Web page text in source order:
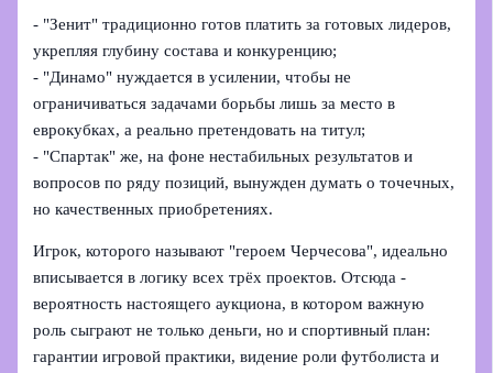
- "Зенит" традиционно готов платить за готовых лидеров,
укрепляя глубину состава и конкуренцию;
- "Динамо" нуждается в усилении, чтобы не
ограничиваться задачами борьбы лишь за место в
еврокубках, а реально претендовать на титул;
- "Спартак" же, на фоне нестабильных результатов и
вопросов по ряду позиций, вынужден думать о точечных,
но качественных приобретениях.
Игрок, которого называют "героем Черчесова", идеально
вписывается в логику всех трёх проектов. Отсюда -
вероятность настоящего аукциона, в котором важную
роль сыграют не только деньги, но и спортивный план:
гарантии игровой практики, видение роли футболиста и